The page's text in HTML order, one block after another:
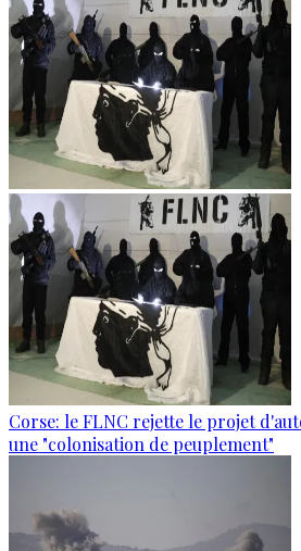
Corse: le FLNC rejette le projet
une "colonisation de peuplement"